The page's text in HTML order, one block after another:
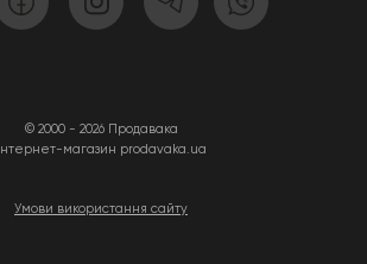
© 2000 - 2026 Продавака
Інтернет-магазин prodavaka.ua
Умови використання сайту